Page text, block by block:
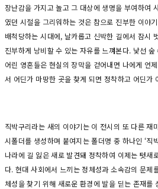
장난감을 가지고 놀고 그 대상에 생명을 부여하여
였던 시절을 그리워하는 것은 참으로 진부한 이야
배척당하는 시대에, 날카롭고 신박한 길에서 잠시
진부하게 낭비할 수 있는 자유를 느껴본다. 낯선
어린 영혼들은 현실의 장막을 걷어내면 나에게 언
서 어딘가 마땅한 곳을 찾게 되면 정착하고 어딘가
직박구리라는 새의 이야기는 이 전시의 또 다른 재
시폴더를 생성하며 붙여지는 폴더명 중 하나인 ‘직
나라에 길 잃은 새로 발견돼 정착하여 이제는 텃새
다. 현대 사회에서 느끼는 정체성과 소속감의 문제
체성을 찾기 위해 새로운 환경에 발을 딛는 존재를